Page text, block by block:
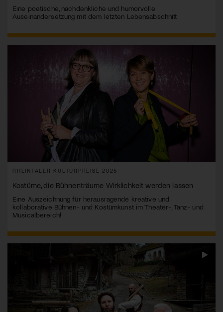
Eine poetische, nachdenkliche und humorvolle
Auseinandersetzung mit dem letzten Lebensabschnitt
RHEINTALER KULTURPREISE 2025
Kostüme, die Bühnenträume Wirklichkeit werden lassen
Eine Auszeichnung für herausragende kreative und
kollaborative Bühnen- und Kostümkunst im Theater-, Tanz- und
Musicalbereich!